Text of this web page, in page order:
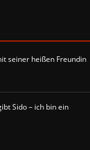
seiner heißen Freundin
Sido – ich bin ein